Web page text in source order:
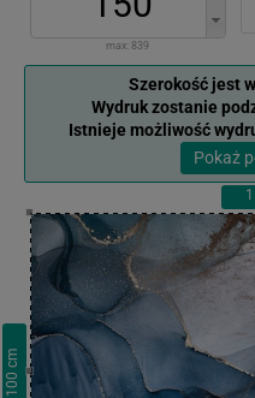
max: 839
Szerokość jest
Wydruk zostanie
Istnieje możliwość
Pokaż
100
cm